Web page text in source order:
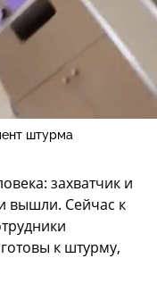
штурма
захватчик и
вышли. Сейчас к
к штурму,